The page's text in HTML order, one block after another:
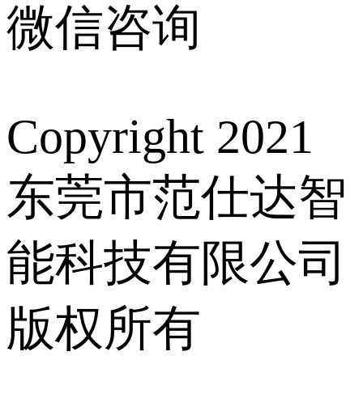
微信咨询
Copyright 2021
东莞市范仕达智
能科技有限公司
版权所有